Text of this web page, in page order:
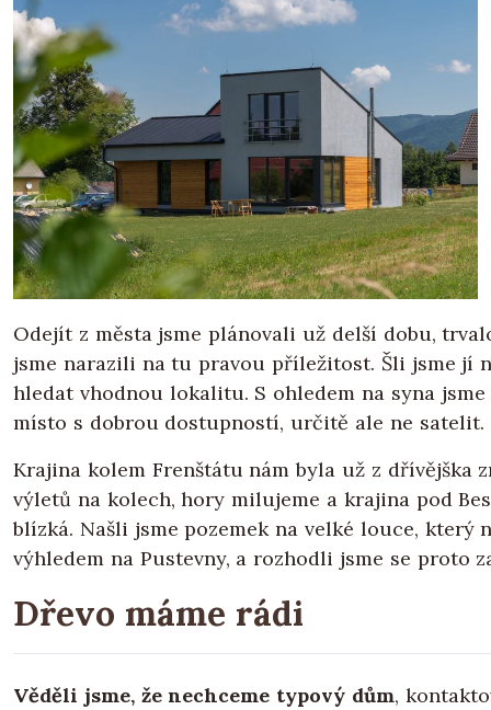
Odejít z města jsme plánovali už delší dobu,
jsme narazili na tu pravou příležitost. Šli jsme jí
hledat vhodnou lokalitu. S ohledem na syna
místo s dobrou dostupností, určitě ale ne satelit.
Krajina kolem Frenštátu nám byla už z dřívějška
výletů na kolech, hory milujeme a krajina pod
blízká. Našli jsme pozemek na velké louce, který
výhledem na Pustevny, a rozhodli jsme se proto
Dřevo máme rádi
Věděli jsme, že nechceme typový dům,